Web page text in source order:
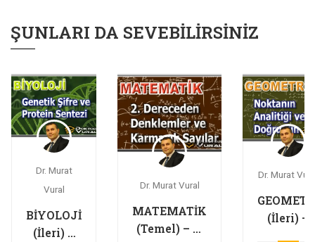
ŞUNLARI DA SEVEBILIRSINIZ
Dr. Murat
Vural
BİYOLOJİ
(İleri) –
Dr. Murat Vural
MATEMATİK
(Temel) – 2.
Dr. Murat
(İleri) –